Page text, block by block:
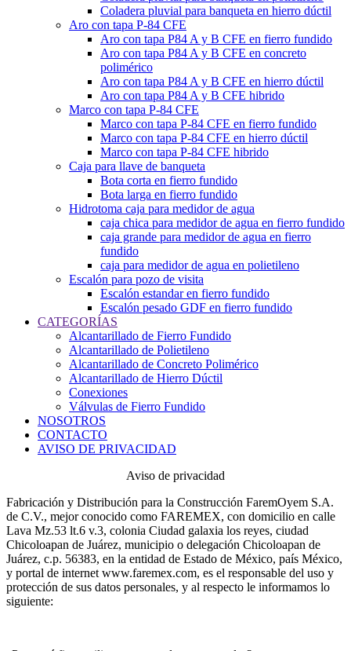
Coladera pluvial para banqueta en hierro dúctil
Aro con tapa P-84 CFE
Aro con tapa P84 A y B CFE en fierro fundido
Aro con tapa P84 A y B CFE en concreto
polimérico
Aro con tapa P84 A y B CFE en hierro dúctil
Aro con tapa P84 A y B CFE hibrido
Marco con tapa P-84 CFE
Marco con tapa P-84 CFE en fierro fundido
Marco con tapa P-84 CFE en hierro dúctil
Marco con tapa P-84 CFE hibrido
Caja para llave de banqueta
Bota corta en fierro fundido
Bota larga en fierro fundido
Hidrotoma caja para medidor de agua
caja chica para medidor de agua en fierro fundido
caja grande para medidor de agua en fierro
fundido
caja para medidor de agua en polietileno
Escalón para pozo de visita
Escalón estandar en fierro fundido
Escalón pesado GDF en fierro fundido
CATEGORÍAS
Alcantarillado de Fierro Fundido
Alcantarillado de Polietileno
Alcantarillado de Concreto Polimérico
Alcantarillado de Hierro Dúctil
Conexiones
Válvulas de Fierro Fundido
NOSOTROS
CONTACTO
AVISO DE PRIVACIDAD
Aviso de privacidad
Fabricación y Distribución para la Construcción FaremOyem S.A.
de C.V., mejor conocido como FAREMEX, con domicilio en calle
Lava Mz.53 lt.6 v.3, colonia Ciudad galaxia los reyes, ciudad
Chicoloapan de Juárez, municipio o delegación Chicoloapan de
Juárez, c.p. 56383, en la entidad de Estado de México, país México,
y portal de internet www.faremex.com, es el responsable del uso y
protección de sus datos personales, y al respecto le informamos lo
siguiente: